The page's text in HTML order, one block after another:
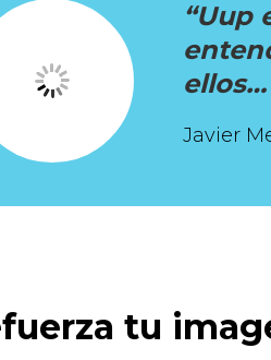
“Uup
ellos…
Javier
tu